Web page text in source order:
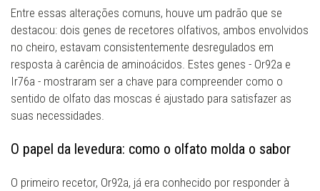
Entre essas alterações comuns, houve um padrão que se
destacou: dois genes de recetores olfativos, ambos envolvidos
no cheiro, estavam consistentemente desregulados em
resposta à carência de aminoácidos. Estes genes - Or92a e
Ir76a - mostraram ser a chave para compreender como o
sentido de olfato das moscas é ajustado para satisfazer as
suas necessidades.
O papel da levedura: como o olfato molda o sabor
O primeiro recetor, Or92a, já era conhecido por responder à